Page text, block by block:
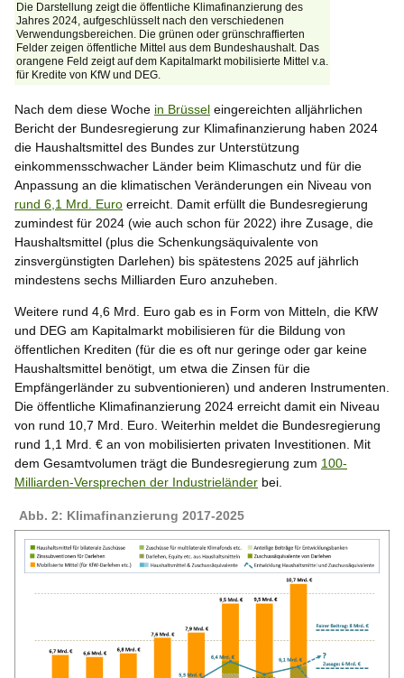
Die Darstellung zeigt die öffentliche Klimafinanzierung des
Jahres 2024, aufgeschlüsselt nach den verschiedenen
Verwendungsbereichen. Die grünen oder grünschraffierten
Felder zeigen öffentliche Mittel aus dem Bundeshaushalt. Das
orangene Feld zeigt auf dem Kapitalmarkt mobilisierte Mittel v.a.
für Kredite von KfW und DEG.
Nach dem diese Woche in Brüssel eingereichten alljährlichen
Bericht der Bundesregierung zur Klimafinanzierung haben 2024
die Haushaltsmittel des Bundes zur Unterstützung
einkommensschwacher Länder beim Klimaschutz und für die
Anpassung an die klimatischen Veränderungen ein Niveau von
rund 6,1 Mrd. Euro erreicht. Damit erfüllt die Bundesregierung
zumindest für 2024 (wie auch schon für 2022) ihre Zusage, die
Haushaltsmittel (plus die Schenkungsäquivalente von
zinsvergünstigten Darlehen) bis spätestens 2025 auf jährlich
mindestens sechs Milliarden Euro anzuheben.
Weitere rund 4,6 Mrd. Euro gab es in Form von Mitteln, die KfW
und DEG am Kapitalmarkt mobilisieren für die Bildung von
öffentlichen Krediten (für die es oft nur geringe oder gar keine
Haushaltsmittel benötigt, um etwa die Zinsen für die
Empfängerländer zu subventionieren) und anderen Instrumenten.
Die öffentliche Klimafinanzierung 2024 erreicht damit ein Niveau
von rund 10,7 Mrd. Euro. Weiterhin meldet die Bundesregierung
rund 1,1 Mrd. € an von mobilisierten privaten Investitionen. Mit
dem Gesamtvolumen trägt die Bundesregierung zum 100-
Milliarden-Versprechen der Industrieländer bei.
Abb. 2: Klimafinanzierung 2017-2025